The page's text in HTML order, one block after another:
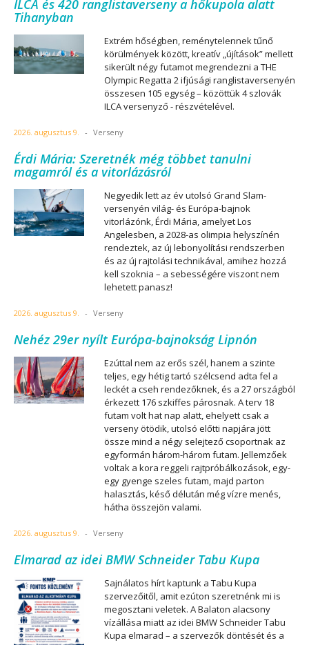
ILCA és 420 ranglistaverseny a hőkupola alatt
Tihanyban
Extrém hőségben, reménytelennek tűnő
körülmények között, kreatív „újítások” mellett
sikerült négy futamot megrendezni a THE
Olympic Regatta 2 ifjúsági ranglistaversenyén
összesen 105 egység – közöttük 4 szlovák
ILCA versenyző - részvételével.
2026. augusztus 9. - Verseny
Érdi Mária: Szeretnék még többet tanulni
magamról és a vitorlázásról
Negyedik lett az év utolsó Grand Slam-
versenyén világ- és Európa-bajnok
vitorlázónk, Érdi Mária, amelyet Los
Angelesben, a 2028-as olimpia helyszínén
rendeztek, az új lebonyolítási rendszerben
és az új rajtolási technikával, amihez hozzá
kell szoknia – a sebességére viszont nem
lehetett panasz!
2026. augusztus 9. - Verseny
Nehéz 29er nyílt Európa-bajnokság Lipnón
Ezúttal nem az erős szél, hanem a szinte
teljes, egy hétig tartó szélcsend adta fel a
leckét a cseh rendezőknek, és a 27 országból
érkezett 176 szkiffes párosnak. A terv 18
futam volt hat nap alatt, ehelyett csak a
verseny ötödik, utolsó előtti napjára jött
össze mind a négy selejtező csoportnak az
egyformán három-három futam. Jellemzőek
voltak a kora reggeli rajtpróbálkozások, egy-
egy gyenge szeles futam, majd parton
halasztás, késő délután még vízre menés,
hátha összejön valami.
2026. augusztus 9. - Verseny
Elmarad az idei BMW Schneider Tabu Kupa
Sajnálatos hírt kaptunk a Tabu Kupa
szervezőitől, amit ezúton szeretnénk mi is
megosztani veletek. A Balaton alacsony
vízállása miatt az idei BMW Schneider Tabu
Kupa elmarad – a szervezők döntését és a